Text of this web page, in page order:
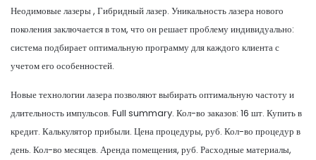
Неодимовые лазеры , Гибридный лазер. Уникальность лазера нового
поколения заключается в том, что он решает проблему индивидуально:
система подбирает оптимальную программу для каждого клиента с
учетом его особенностей.
Новые технологии лазера позволяют выбирать оптимальную частоту и
длительность импульсов. Full summary. Кол-во заказов: 16 шт. Купить в
кредит. Калькулятор прибыли. Цена процедуры, руб. Кол-во процедур в
день. Кол-во месяцев. Аренда помещения, руб. Расходные материалы,